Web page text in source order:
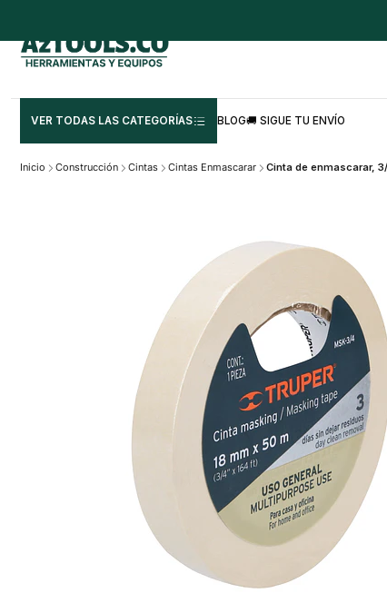
VER TODAS LAS CATEGORÍAS BLOG🚚 SIGUE TU ENVÍO
Inicio Construcción Cintas Cintas Enmascarar Cinta de enmascarar,